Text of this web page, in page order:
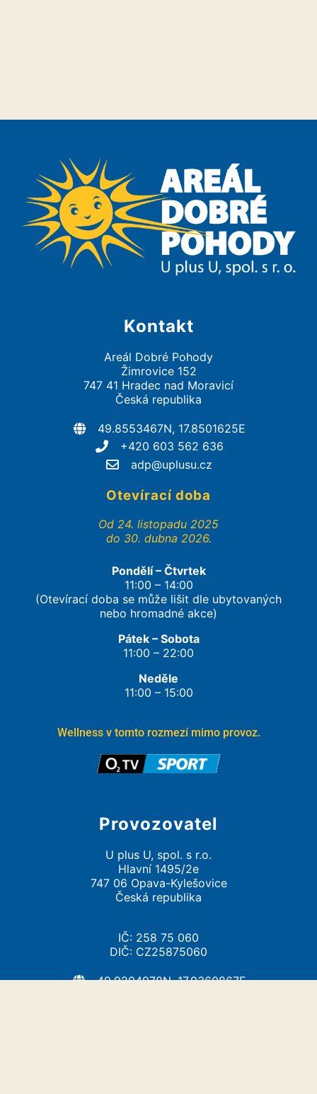
Kontakt
Areál Dobré Pohody
Žimrovice 152
747 41 Hradec nad Moravicí
Česká republika
49.8553467N, 17.8501625E
+420 603 562 636
adp@uplusu.cz
Otevírací doba
Od 24. listopadu 2025
do 30. dubna 2026.
Pondělí – Čtvrtek
11:00 – 14:00
(Otevírací doba se může lišit dle ubytovaných
nebo hromadné akce)
Pátek – Sobota
11:00 – 22:00
Neděle
11:00 – 15:00
Wellness v tomto rozmezí mimo provoz.
Provozovatel
U plus U, spol. s r.o.
Hlavní 1495/2e
747 06 Opava-Kylešovice
Česká republika
IČ: 258 75 060
DIČ: CZ25875060
49.9204978N, 17.9360867E